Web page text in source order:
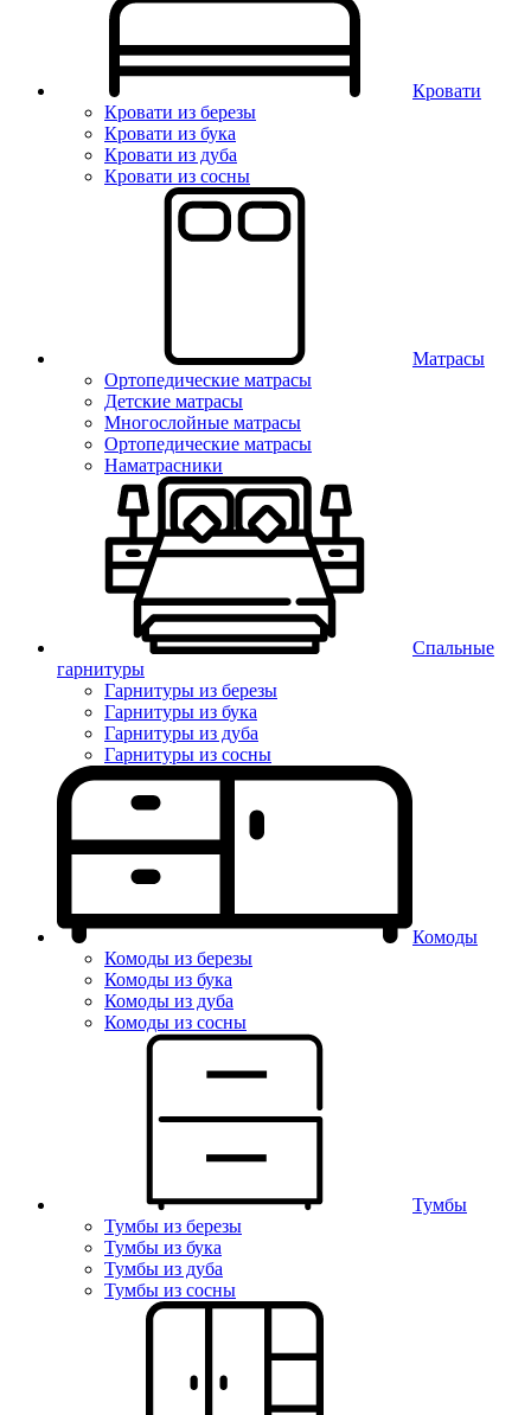
Кровати
Кровати из березы
Кровати из бука
Кровати из дуба
Кровати из сосны
Матрасы
Ортопедические матрасы
Детские матрасы
Многослойные матрасы
Ортопедические матрасы
Наматрасники
Спальные
гарнитуры
Гарнитуры из березы
Гарнитуры из бука
Гарнитуры из дуба
Гарнитуры из сосны
Комоды
Комоды из березы
Комоды из бука
Комоды из дуба
Комоды из сосны
Тумбы
Тумбы из березы
Тумбы из бука
Тумбы из дуба
Тумбы из сосны